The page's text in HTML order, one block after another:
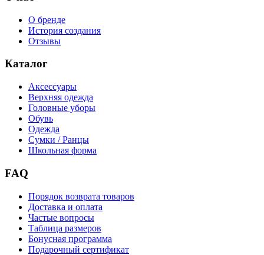
О бренде
История создания
Отзывы
Каталог
Аксессуары
Верхняя одежда
Головные уборы
Обувь
Одежда
Сумки / Ранцы
Школьная форма
FAQ
Порядок возврата товаров
Доставка и оплата
Частые вопросы
Таблица размеров
Бонусная программа
Подарочный сертификат